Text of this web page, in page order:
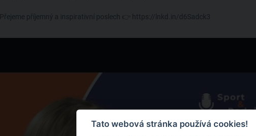
Přejeme příjemný a inspirativní poslech 👉 https://lnkd.in/d6Sadck3
Tato webová stránka používá cookies!